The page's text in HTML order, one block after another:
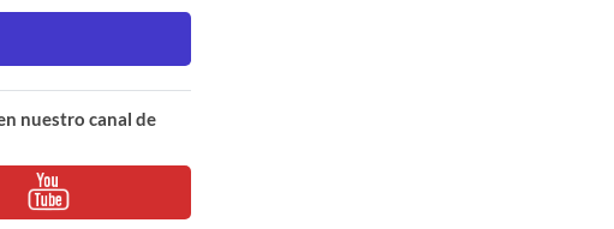
nuestro canal de